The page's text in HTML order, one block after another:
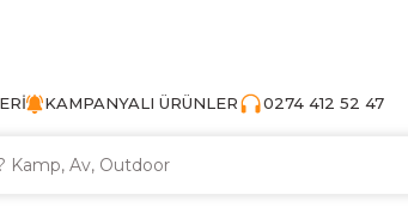
KAMPANYALI ÜRÜNLER 0274 412 52 47